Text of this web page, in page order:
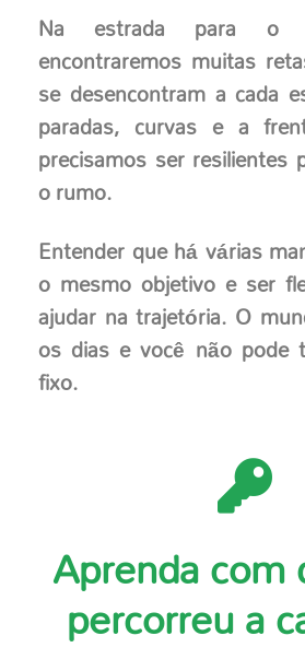
Na estrada para o
encontraremos muitas
se desencontram a cada
paradas, curvas e a
precisamos ser resilientes
o rumo.
Entender que há várias
o mesmo objetivo e ser
ajudar na trajetória. O
os dias e você não pode
fixo.
Aprenda
percorreu a